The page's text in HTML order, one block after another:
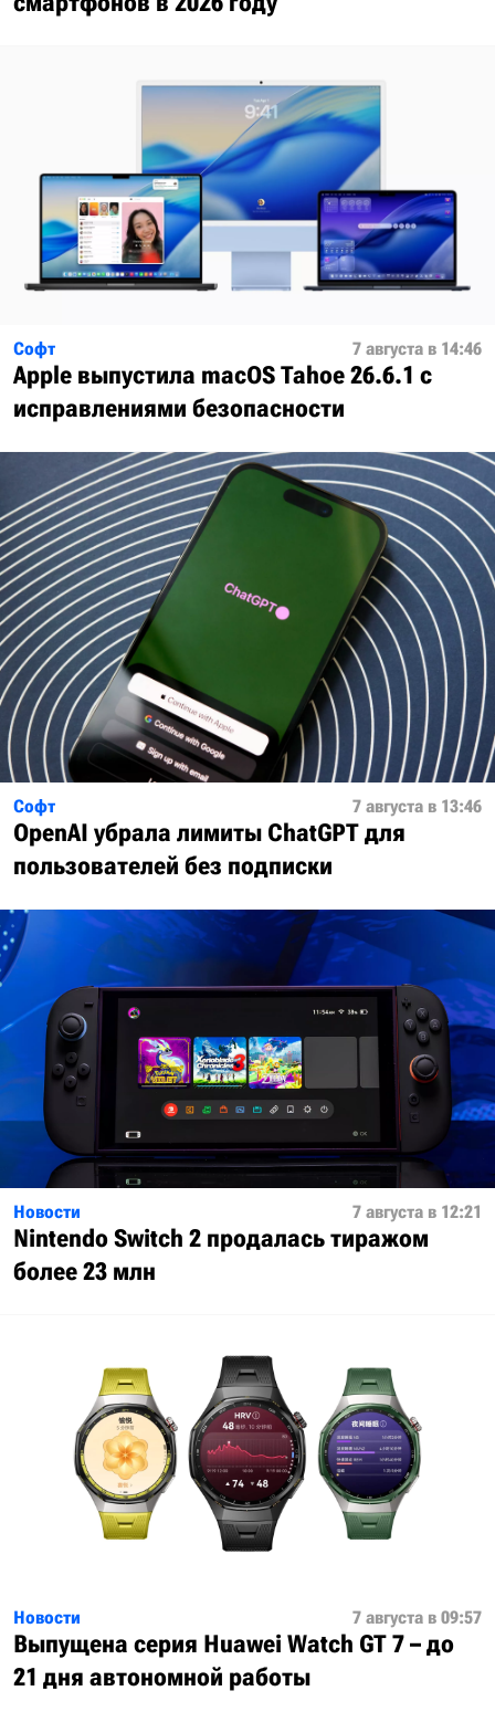
Софт 7 августа в 14:46
Apple выпустила macOS Tahoe 26.6.1 с
исправлениями безопасности
Софт 7 августа в 13:46
OpenAI убрала лимиты ChatGPT для
пользователей без подписки
Новости 7 августа в 12:21
Nintendo Switch 2 продалась тиражом
более 23 млн
Новости 7 августа в 09:57
Выпущена серия Huawei Watch GT 7 – до
21 дня автономной работы